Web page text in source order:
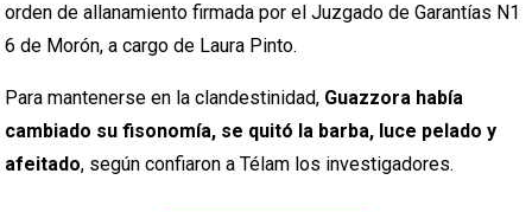
orden de allanamiento firmada por el Juzgado de Garantías N1
6 de Morón, a cargo de Laura Pinto.
Para mantenerse en la clandestinidad, Guazzora había
cambiado su fisonomía, se quitó la barba, luce pelado y
afeitado, según confiaron a Télam los investigadores.